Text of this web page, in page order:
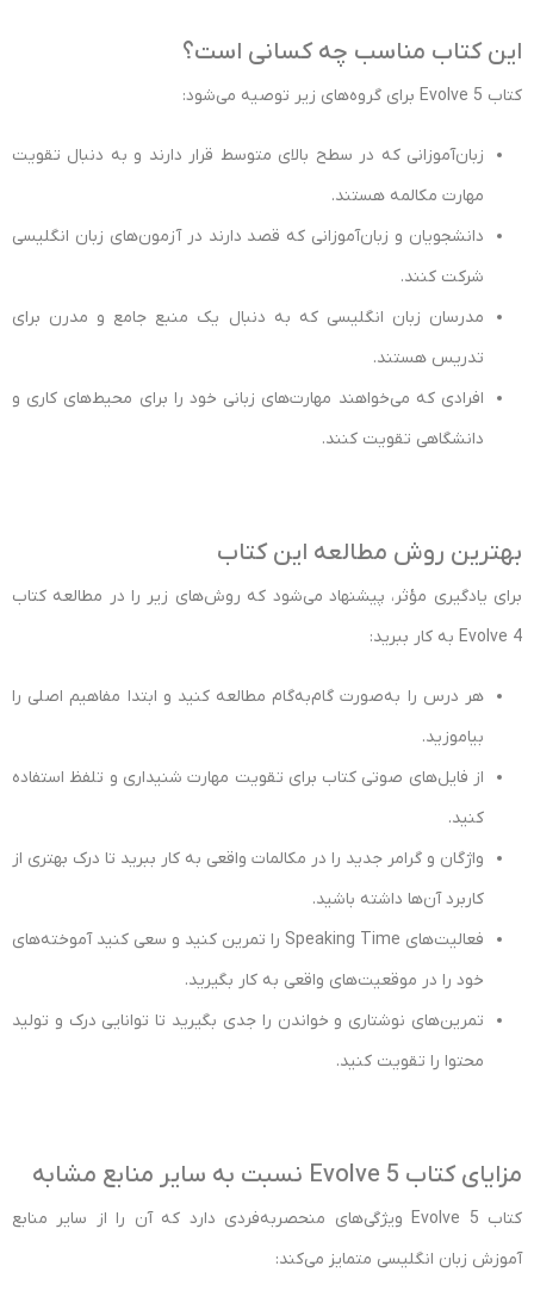
این کتاب مناسب چه کسانی است؟
کتاب Evolve 5 برای گروه‌های زیر توصیه می‌شود:
زبان‌آموزانی که در سطح بالای متوسط قرار دارند و به دنبال تقویت
مهارت مکالمه هستند.
دانشجویان و زبان‌آموزانی که قصد دارند در آزمون‌های زبان انگلیسی
شرکت کنند.
مدرسان زبان انگلیسی که به دنبال یک منبع جامع و مدرن برای
تدریس هستند.
افرادی که می‌خواهند مهارت‌های زبانی خود را برای محیط‌های کاری و
دانشگاهی تقویت کنند.
بهترین روش مطالعه این کتاب
برای یادگیری مؤثر، پیشنهاد می‌شود که روش‌های زیر را در مطالعه کتاب
Evolve 4 به کار ببرید:
هر درس را به‌صورت گام‌به‌گام مطالعه کنید و ابتدا مفاهیم اصلی را
بیاموزید.
از فایل‌های صوتی کتاب برای تقویت مهارت شنیداری و تلفظ استفاده
کنید.
واژگان و گرامر جدید را در مکالمات واقعی به کار ببرید تا درک بهتری از
کاربرد آن‌ها داشته باشید.
فعالیت‌های Speaking Time را تمرین کنید و سعی کنید آموخته‌های
خود را در موقعیت‌های واقعی به کار بگیرید.
تمرین‌های نوشتاری و خواندن را جدی بگیرید تا توانایی درک و تولید
محتوا را تقویت کنید.
مزایای کتاب Evolve 5 نسبت به سایر منابع مشابه
کتاب Evolve 5 ویژگی‌های منحصربه‌فردی دارد که آن را از سایر منابع
آموزش زبان انگلیسی متمایز می‌کند: